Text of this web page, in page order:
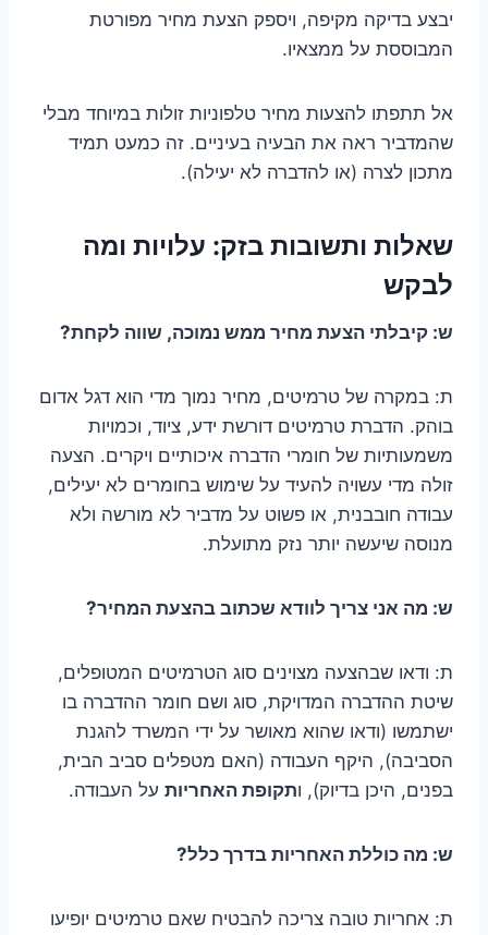
יבצע בדיקה מקיפה, ויספק הצעת מחיר מפורטת
המבוססת על ממצאיו.
אל תתפתו להצעות מחיר טלפוניות זולות במיוחד מבלי
שהמדביר ראה את הבעיה בעיניים. זה כמעט תמיד
מתכון לצרה (או להדברה לא יעילה).
שאלות ותשובות בזק: עלויות ומה
לבקש
ש: קיבלתי הצעת מחיר ממש נמוכה, שווה לקחת?
ת: במקרה של טרמיטים, מחיר נמוך מדי הוא דגל אדום
בוהק. הדברת טרמיטים דורשת ידע, ציוד, וכמויות
משמעותיות של חומרי הדברה איכותיים ויקרים. הצעה
זולה מדי עשויה להעיד על שימוש בחומרים לא יעילים,
עבודה חובבנית, או פשוט על מדביר לא מורשה ולא
מנוסה שיעשה יותר נזק מתועלת.
ש: מה אני צריך לוודא שכתוב בהצעת המחיר?
ת: ודאו שבהצעה מצוינים סוג הטרמיטים המטופלים,
שיטת ההדברה המדויקת, סוג ושם חומר ההדברה בו
ישתמשו (ודאו שהוא מאושר על ידי המשרד להגנת
הסביבה), היקף העבודה (האם מטפלים סביב הבית,
בפנים, היכן בדיוק), ותקופת האחריות על העבודה.
ש: מה כוללת האחריות בדרך כלל?
ת: אחריות טובה צריכה להבטיח שאם טרמיטים יופיעו